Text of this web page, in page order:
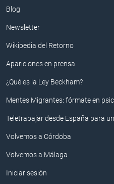
Blog
Newsletter
Wikipedia del Retorno
Apariciones en prensa
¿Qué es la Ley Beckham?
Mentes Migrantes: fórmate en
Teletrabajar desde España para
Volvemos a Córdoba
Volvemos a Málaga
Iniciar sesión